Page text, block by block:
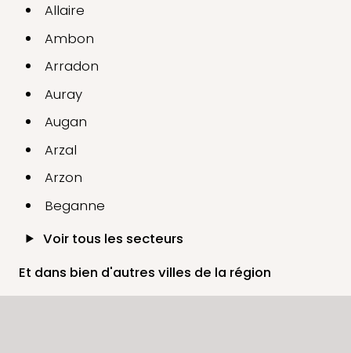
Allaire
Ambon
Arradon
Auray
Augan
Arzal
Arzon
Beganne
Voir tous les secteurs
Et dans bien d'autres villes de la région